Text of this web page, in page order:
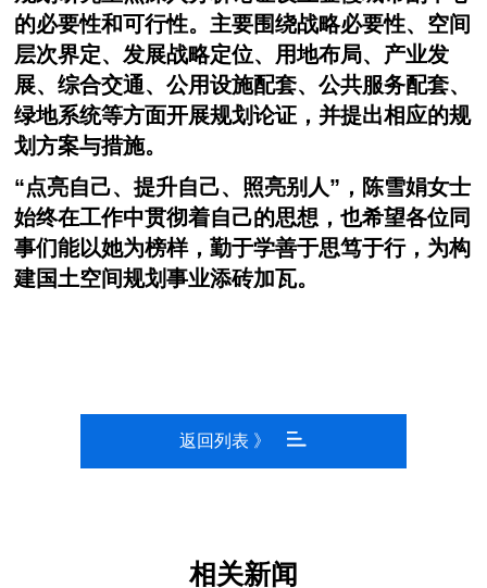
的必要性和可行性。主要围绕战略必要性、空间
层次界定、发展战略定位、用地布局、产业发
展、综合交通、公用设施配套、公共服务配套、
绿地系统等方面开展规划论证，并提出相应的规
划方案与措施。
“点亮自己、提升自己、照亮别人”，陈雪娟女士
始终在工作中贯彻着自己的思想，也希望各位同
事们能以她为榜样，勤于学善于思笃于行，为构
建国土空间规划事业添砖加瓦。
返回列表 》
相关新闻